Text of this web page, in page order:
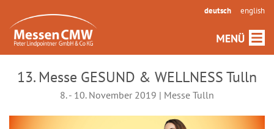
deutsch english
13. Messe GESUND & WELLNESS Tulln
8. - 10. November 2019 | Messe Tulln